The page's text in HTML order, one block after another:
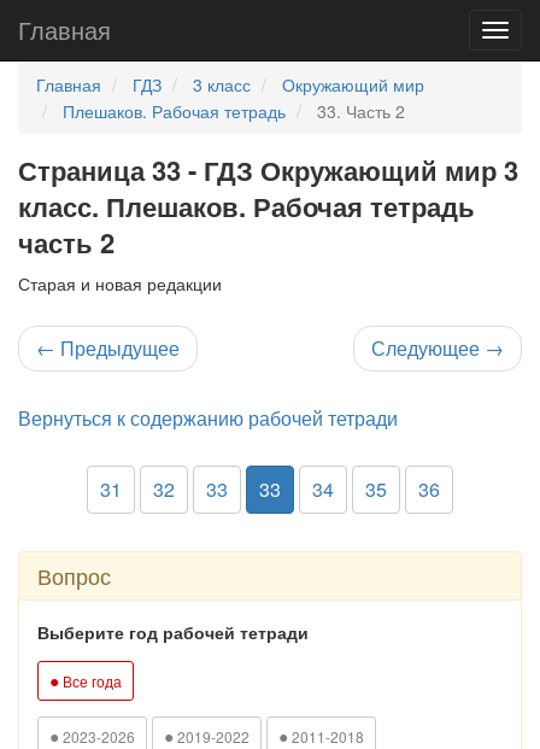
Главная
Главная ГДЗ 3 класс
Окружающий мир
Плешаков. Рабочая тетрадь
33. Часть 2
Страница 33 - ГДЗ Окружающий мир 3
класс. Плешаков. Рабочая тетрадь
часть 2
Старая и новая редакции
← Предыдущее Следующее →
Вернуться к содержанию рабочей тетради
31 32 33 33 34 35 36
Вопрос
Выберите год рабочей тетради
● Все года
● 2023-2026 ● 2019-2022 ● 2011-2018